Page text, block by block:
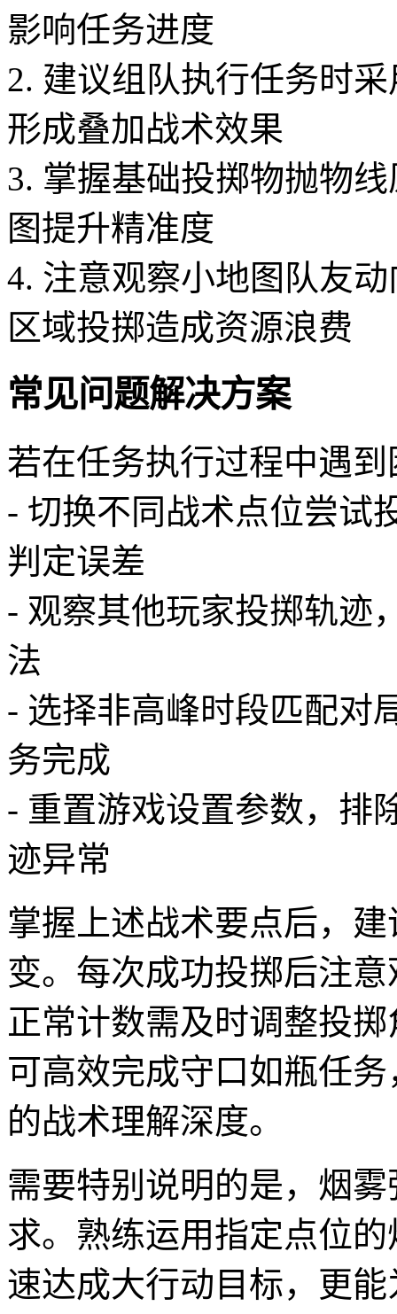
影响任务进度
2. 建议组队执行任务时
形成叠加战术效果
3. 掌握基础投掷物抛物
图提升精准度
4. 注意观察小地图队友
区域投掷造成资源浪费
常见问题解决方案
若在任务执行过程中遇
- 切换不同战术点位尝试
判定误差
- 观察其他玩家投掷轨迹
法
- 选择非高峰时段匹配对
务完成
- 重置游戏设置参数，排
迹异常
掌握上述战术要点后，
变。每次成功投掷后注
正常计数需及时调整投
可高效完成守口如瓶任
的战术理解深度。
需要特别说明的是，烟
求。熟练运用指定点位
速达成大行动目标，更